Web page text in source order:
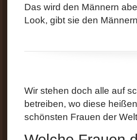
Das wird den Männern
Look, gibt sie den
Wir stehen doch alle auf
betreiben, wo diese
schönsten Frauen der